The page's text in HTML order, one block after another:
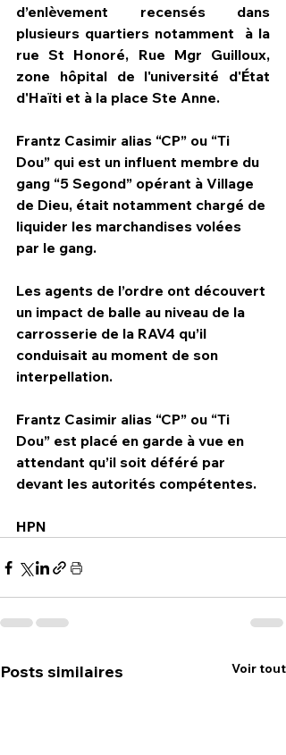
d’enlèvement recensés dans
plusieurs quartiers notamment  à la
rue St Honoré, Rue Mgr Guilloux,
zone hôpital de l'université d'État
d'Haïti et à la place Ste Anne.
Frantz Casimir alias “CP” ou “Ti
Dou” qui est un influent membre du
gang “5 Segond” opérant à Village
de Dieu, était notamment chargé de
liquider les marchandises volées
par le gang.
Les agents de l’ordre ont découvert
un impact de balle au niveau de la
carrosserie de la RAV4 qu’il
conduisait au moment de son
interpellation.
Frantz Casimir alias “CP” ou “Ti
Dou” est placé en garde à vue en
attendant qu’il soit déféré par
devant les autorités compétentes.
HPN
Posts similaires Voir tout